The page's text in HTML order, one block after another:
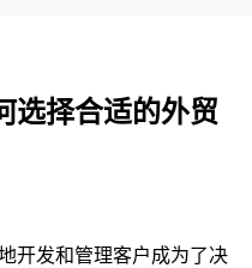
选择合适的外贸
开发和管理客户成为了决